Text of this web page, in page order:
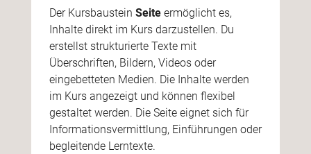
Der Kursbaustein Seiteermöglicht es,
Inhalte direkt im Kurs darzustellen. Du
erstellst strukturierte Texte mit
Überschriften, Bildern, Videos oder
eingebetteten Medien. Die Inhalte werden
im Kurs angezeigt und können flexibel
gestaltet werden. Die Seite eignet sich für
Informationsvermittlung, Einführungen oder
begleitende Lerntexte.